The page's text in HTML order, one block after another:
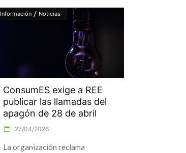
Información / Noticias
ConsumES exige a REE
publicar las llamadas del
apagón de 28 de abril
27/04/2026
La organización reclama